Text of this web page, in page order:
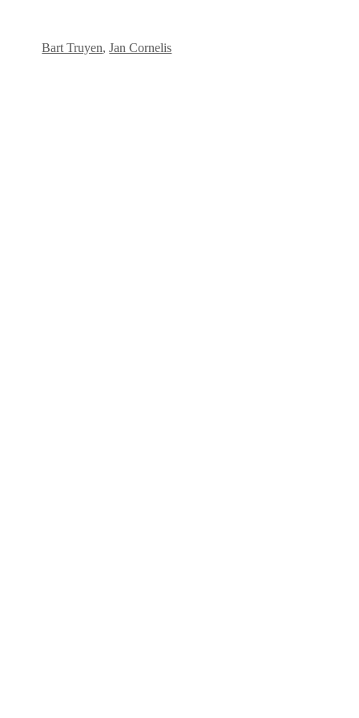
Bart Truyen,Jan Cornelis